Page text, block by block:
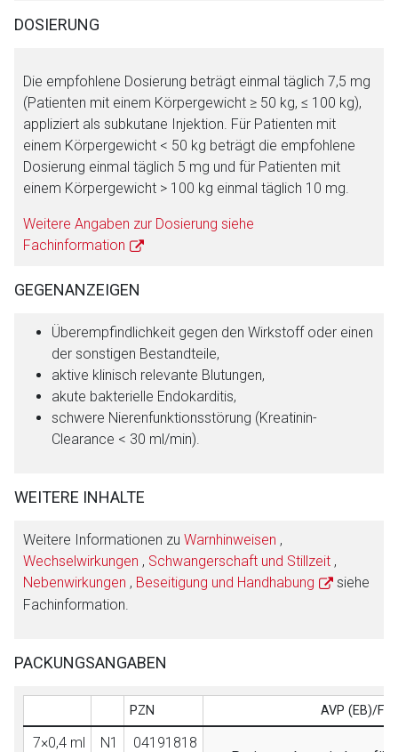
DOSIERUNG
Die empfohlene Dosierung beträgt einmal täglich 7,5 mg
(Patienten mit einem Körpergewicht ≥ 50 kg, ≤ 100 kg),
appliziert als subkutane Injektion. Für Patienten mit
einem Körpergewicht < 50 kg beträgt die empfohlene
Dosierung einmal täglich 5 mg und für Patienten mit
einem Körpergewicht > 100 kg einmal täglich 10 mg.
Weitere Angaben zur Dosierung siehe
Fachinformation
GEGENANZEIGEN
Überempfindlichkeit gegen den Wirkstoff oder einen
der sonstigen Bestandteile,
aktive klinisch relevante Blutungen,
akute bakterielle Endokarditis,
schwere Nierenfunktionsstörung (Kreatinin-
Clearance < 30 ml/min).
WEITERE INHALTE
Weitere Informationen zu Warnhinweisen ,
Wechselwirkungen , Schwangerschaft und Stillzeit ,
Nebenwirkungen , Beseitigung und Handhabung
siehe
Fachinformation.
PACKUNGSANGABEN
PZN AVP (EB)/FB
7×0,4 ml N1
04191818